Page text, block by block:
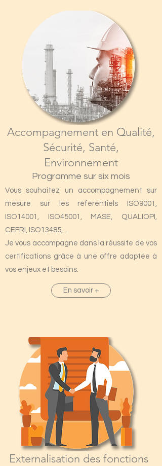
Accompagnement en Qualité,
Sécurité, Santé,
Environnement
Programme sur six mois
Vous souhaitez un accompagnement sur
mesure sur les référentiels ISO9001,
ISO14001, ISO45001, MASE, QUALIOPI,
CEFRI, ISO13485, ...
Je vous accompagne dans la réussite de vos
certifications grâce à une offre adaptée à
vos enjeux et besoins.
En savoir +
Externalisation des fonctions